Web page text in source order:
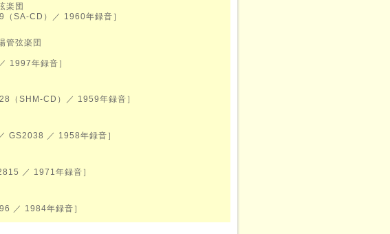
楽団
SA-CD）／ 1960年録音］
管弦楽団
1997年録音］
（SHM-CD）／ 1959年録音］
GS2038 ／ 1958年録音］
／ 1971年録音］
／ 1984年録音］